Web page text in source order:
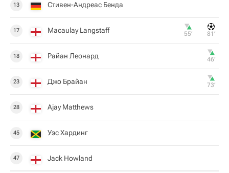
13 Стивен-Андреас Бенда
17 Macaulay Langstaff 55‎’‎ 81‎’‎
18 Райан Леонард 46‎’‎
23 Джо Брайан 73‎’‎
28 Ajay Matthews
45 Уэс Хардинг
47 Jack Howland